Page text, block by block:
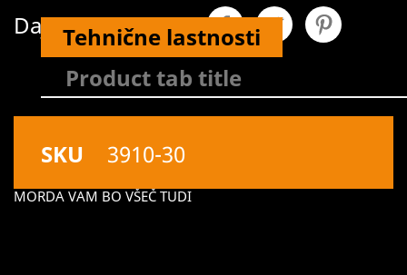
Daj v skupno rabo
Tehnične lastnosti
Product tab title
SKU 3910-30
MORDA VAM BO VŠEČ TUDI